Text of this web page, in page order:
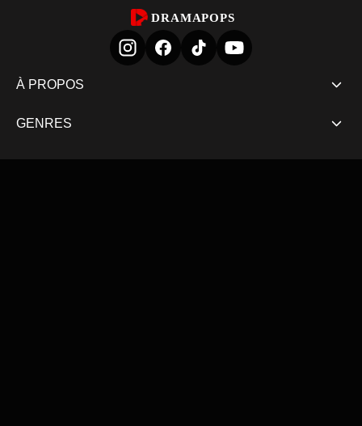
DRAMAPOPS
À PROPOS
GENRES